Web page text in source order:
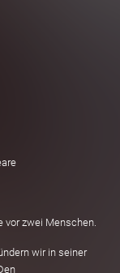
vor zwei Menschen.
wir in seiner